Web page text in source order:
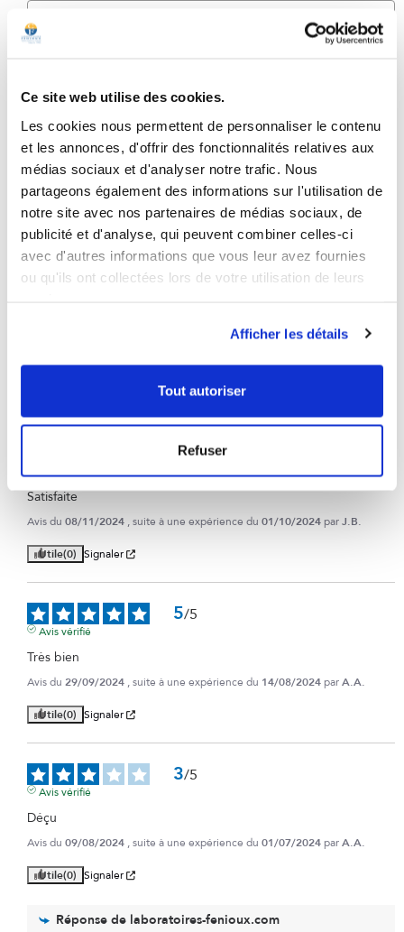
Ce site web utilise des cookies.
Les cookies nous permettent de personnaliser le contenu
et les annonces, d'offrir des fonctionnalités relatives aux
médias sociaux et d'analyser notre trafic. Nous
partageons également des informations sur l'utilisation de
notre site avec nos partenaires de médias sociaux, de
publicité et d'analyse, qui peuvent combiner celles-ci
avec d'autres informations que vous leur avez fournies
ou qu'ils ont collectées lors de votre utilisation de leurs
Afficher les détails
Tout autoriser
Refuser
5/5
Très bien, conforme à mes attentes, je recommande !
Avis du26/07/2025, suite à une expérience du18/06/2025parJean Marc
C.
Utile(0) Signaler
5/5
Satisfaite
Avis du 08/11/2024 , suite à une expérience du 01/10/2024 parJ.B.
Utile(0) Signaler
5/5
Avis vérifié
Très bien
Avis du 29/09/2024 , suite à une expérience du 14/08/2024 parA.A.
Utile(0) Signaler
3/5
Avis vérifié
Déçu
Avis du 09/08/2024 , suite à une expérience du 01/07/2024 parA.A.
Utile(0) Signaler
Réponse de laboratoires-fenioux.com